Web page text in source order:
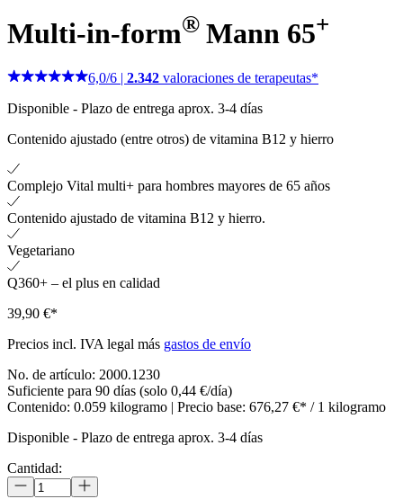
Multi-in-form® Mann 65+
6,0/6 | 2.342 valoraciones de terapeutas*
Disponible - Plazo de entrega aprox. 3-4 días
Contenido ajustado (entre otros) de vitamina B12 y hierro
Complejo Vital multi+ para hombres mayores de 65 años
Contenido ajustado de vitamina B12 y hierro.
Vegetariano
Q360+ – el plus en calidad
39,90 €*
Precios incl. IVA legal más gastos de envío
No. de artículo: 2000.1230
Suficiente para 90 días (solo 0,44 €/día)
Contenido: 0.059 kilogramo | Precio base: 676,27 €* / 1 kilogramo
Disponible - Plazo de entrega aprox. 3-4 días
Cantidad: